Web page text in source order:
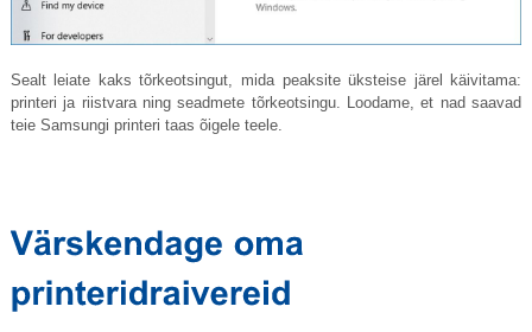
Sealt leiate kaks tõrkeotsingut, mida peaksite üksteise järel käivitama:
printeri ja riistvara ning seadmete tõrkeotsingu. Loodame, et nad saavad
teie Samsungi printeri taas õigele teele.